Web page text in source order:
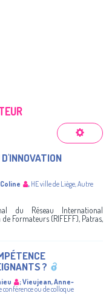
Coline , HE ville de Liège,Autre
du Réseau International
Formateurs (RIFEFF), Patras,
?
;Vieujean, Anne-
conférence ou de colloque